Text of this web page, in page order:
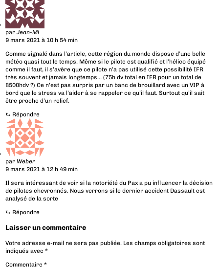
parJean-Mi
9 mars 2021 à 10 h 54 min
Comme signalé dans l’article, cette région du monde dispose d’une belle
météo quasi tout le temps. Même si le pilote est qualifié et l’hélico équipé
comme il faut, il s’avère que ce pilote n’a pas utilisé cette possibilité IFR
très souvent et jamais longtemps… (75h dv total en IFR pour un total de
8500hdv ?) Ce n’est pas surpris par un banc de brouillard avec un VIP à
bord que le stress va l’aider à se rappeler ce qu’il faut. Surtout qu’il sait
être proche d’un relief.
⮑ Répondre
par Weber
9 mars 2021 à 12 h 49 min
Il sera intéressant de voir si la notoriété du Pax a pu influencer la décision
de pilotes chevronnés. Nous verrons si le dernier accident Dassault est
analysé de la sorte
⮑ Répondre
Laisser un commentaire
Votre adresse e-mail ne sera pas publiée. Les champs obligatoires sont
indiqués avec*
Commentaire*